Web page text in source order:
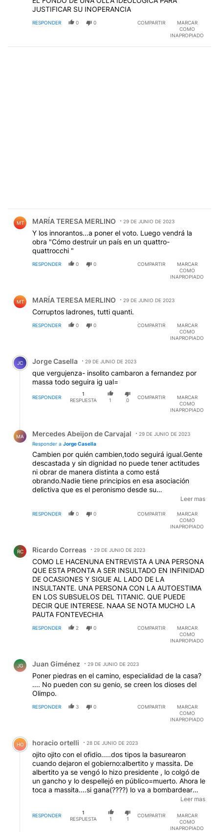
JUSTIFICAR SU INOPERANCIA
RESPONDER 0 0 COMPARTIR
MARCAR
COMO
INAPROPIADO
MT MARÍA TERESA MERLINO 29 DE JUNIO DE 2023
Y los innorantos...a poner el voto. Luego vendrá la
obra "Cómo destruir un país en un quattro-
quattrocchi "
RESPONDER 0 0 COMPARTIR
MARCAR
COMO
INAPROPIADO
MT MARÍA TERESA MERLINO 29 DE JUNIO DE 2023
Corruptos ladrones, tutti quanti.
RESPONDER 0 0 COMPARTIR
MARCAR
COMO
INAPROPIADO
Comentario de Jorge Casella.
JC Jorge Casella 29 DE JUNIO DE 2023
que vergujenza- insolito cambaron a fernandez por
massa todo seguira ig ual=
RESPONDER
1
RESPUESTA
1 0
COMPARTIR
MARCAR
COMO
INAPROPIADO
MA Mercedes Abeijon de Carvajal
29 DE JUNIO DE 2023
Responder a Jorge Casella
Cambien por quién cambien,todo seguirá igual.Gente
descastada y sin dignidad no puede tener actitudes
ni obrar de manera distinta a como está
obrando.Nadie tiene principios en esa asociación
delictiva que es el peronismo desde su
nacimiento.Mueven piezas ,pero todos tienen el ADN
electoralmente no tiene mucho peso,pues sus
seguidores no es un valor que tengan en cuenta.
Leer mas
RESPONDER 0 0 COMPARTIR
MARCAR
COMO
INAPROPIADO
RC Ricardo Correas 29 DE JUNIO DE 2023
COMO LE HACENUNA ENTREVISTA A UNA PERSONA
QUE ESTA PRONTA A SER INSULTADO EN INFINIDAD
DE OCASIONES Y SIGUE AL LADO DE LA
INSULTANTE. UNA PERSONA CON LA AUTOESTIMA
EN LOS SUBSUELOS DEL TITANIC. QUE PUEDE
DECIR QUE INTERESE. NAAA SE NOTA MUCHO LA
PAUTA FONTEVECHIA
RESPONDER 2 0 COMPARTIR
MARCAR
COMO
INAPROPIADO
JG Juan Giménez 29 DE JUNIO DE 2023
Poner piedras en el camino, especialidad de la casa?
.... No pueden con su genio, se creen los dioses del
Olimpo.
RESPONDER 3 0 COMPARTIR
MARCAR
COMO
INAPROPIADO
Comentario de horacio ortelli.
HO horacio ortelli 28 DE JUNIO DE 2023
ojito ojito con el ofidio.....dos tipos la basurearon
cuando dejaron el gobierno:albertito y massita. De
albertito ya se vengó lo hizo presidente , lo colgó de
un gancho y lo despellejó en público=muerto. Ahora le
toca a massita....si gana(????) lo va a bombardear
desde la pcia de Buenos Aires y lo va a destruir...total
no es del palo....su maldad no tiene límites. La de
massa tampoco.
Leer mas
RESPONDER
1
RESPUESTA
1 1
COMPARTIR
MARCAR
COMO
INAPROPIADO